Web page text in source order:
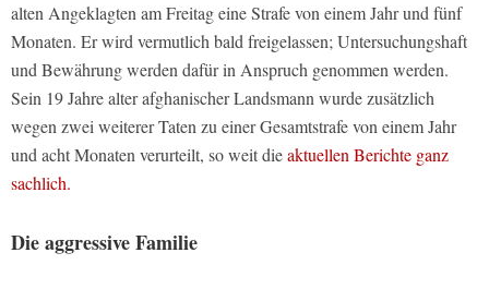
alten Angeklagten am Freitag eine Strafe von einem Jahr und fünf
Monaten. Er wird vermutlich bald freigelassen; Untersuchungshaft
und Bewährung werden dafür in Anspruch genommen werden.
Sein 19 Jahre alter afghanischer Landsmann wurde zusätzlich
wegen zwei weiterer Taten zu einer Gesamtstrafe von einem Jahr
und acht Monaten verurteilt, so weit dieaktuellen Berichte ganz
sachlich.
Die aggressive Familie